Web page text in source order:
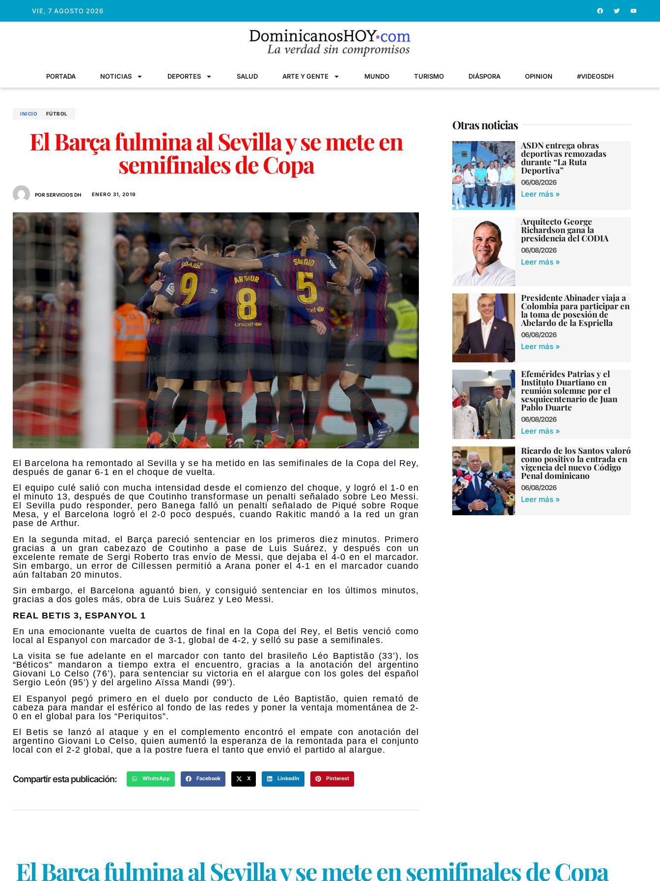
VIE, 7 AGOSTO 2026
PORTADA NOTICIAS DEPORTES SALUD ARTE Y GENTE MUNDO TURISMO DIÁSPORA OPINION #VIDEOSDH
INICIO FÚTBOL
El Barça fulmina al Sevilla y se mete en
semifinales de Copa
POR SERVICIOS DH ENERO 31, 2019
El Barcelona ha remontado al Sevilla y se ha metido en las semifinales de la Copa del Rey,
después de ganar 6-1 en el choque de vuelta.
El equipo culé salió con mucha intensidad desde el comienzo del choque, y logró el 1-0 en
el minuto 13, después de que Coutinho transformase un penalti señalado sobre Leo Messi.
El Sevilla pudo responder, pero Banega falló un penalti señalado de Piqué sobre Roque
Mesa, y el Barcelona logró el 2-0 poco después, cuando Rakitic mandó a la red un gran
pase de Arthur.
En la segunda mitad, el Barça pareció sentenciar en los primeros diez minutos. Primero
gracias a un gran cabezazo de Coutinho a pase de Luis Suárez, y después con un
excelente remate de Sergi Roberto tras envío de Messi, que dejaba el 4-0 en el marcador.
Sin embargo, un error de Cillessen permitió a Arana poner el 4-1 en el marcador cuando
aún faltaban 20 minutos.
Sin embargo, el Barcelona aguantó bien, y consiguió sentenciar en los últimos minutos,
gracias a dos goles más, obra de Luis Suárez y Leo Messi.
REAL BETIS 3, ESPANYOL 1
En una emocionante vuelta de cuartos de final en la Copa del Rey, el Betis venció como
local al Espanyol con marcador de 3-1, global de 4-2, y selló su pase a semifinales.
La visita se fue adelante en el marcador con tanto del brasileño Léo Baptistão (33’), los
“Béticos” mandaron a tiempo extra el encuentro, gracias a la anotación del argentino
Giovani Lo Celso (76’), para sentenciar su victoria en el alargue con los goles del español
Sergio León (95’) y del argelino Aïssa Mandi (99’).
El Espanyol pegó primero en el duelo por conducto de Léo Baptistão, quien remató de
cabeza para mandar el esférico al fondo de las redes y poner la ventaja momentánea de 2-
0 en el global para los “Periquitos”.
El Betis se lanzó al ataque y en el complemento encontró el empate con anotación del
argentino Giovani Lo Celso, quien aumentó la esperanza de la remontada para el conjunto
local con el 2-2 global, que a la postre fuera el tanto que envió el partido al alargue.
Compartir esta publicación: WhatsApp Facebook X LinkedIn Pinterest
Otras noticias
ASDN entrega obras
deportivas remozadas
durante “La Ruta
Deportiva”
06/08/2026
Leer más »
Arquitecto George
Richardson gana la
presidencia del CODIA
06/08/2026
Leer más »
Presidente Abinader viaja a
Colombia para participar en
la toma de posesión de
Abelardo de la Espriella
06/08/2026
Leer más »
Efemérides Patrias y el
Instituto Duartiano en
reunión solemne por el
sesquicentenario de Juan
Pablo Duarte
06/08/2026
Leer más »
Ricardo de los Santos valoró
como positivo la entrada en
vigencia del nuevo Código
Penal dominicano
06/08/2026
Leer más »
El Barça fulmina al Sevilla y se mete en semifinales de Copa